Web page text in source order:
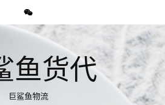
鱼货代
巨鲨鱼物流